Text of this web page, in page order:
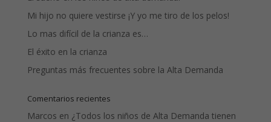
Mi hijo no quiere vestirse ¡Y yo me tiro de los pelos!
Lo mas difícil de la crianza es…
El éxito en la crianza
Preguntas más frecuentes sobre la Alta Demanda
Comentarios recientes
Marcos en ¿Todos los niños de Alta Demanda tienen